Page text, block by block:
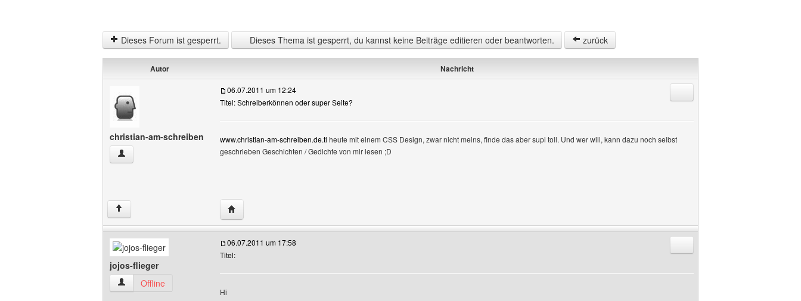
Dieses Forum ist gesperrt. Dieses Thema ist gesperrt, du kannst keine Beiträge editieren oder beantworten. zurück
Autor Nachricht
christian-am-schreiben
christian-am-schreiben Benutzer-Profile anzeigen
06.07.2011 um 12:24
Titel: Schreiberkönnen oder super Seite?
www.christian-am-schreiben.de.tl heute mit einem CSS Design, zwar nicht meins, finde das aber supi toll. Und wer will, kann dazu noch selbst
geschrieben Geschichten / Gedichte von mir lesen ;D
↑ Website dieses Benutzers besuchen: christian-am-schreiben
jojos-flieger
jojos-flieger Benutzer-Profile anzeigen
Offline
06.07.2011 um 17:58
Titel:
Hi